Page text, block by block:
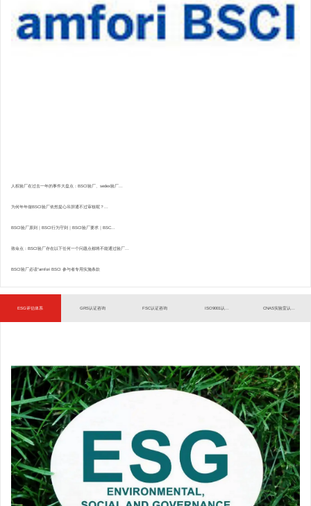
人权验厂在过去一年的事件大盘点：BSCI验厂、sedex验厂...
为何年年做BSCI验厂依然提心吊胆通不过审核呢？...
BSCI验厂原则｜BSCI行为守则｜BSCI验厂要求｜BSC...
致命点：BSCI验厂存在以下任何一个问题点都将不能通过验厂...
BSCI验厂必读”amfori BSCI 参与者专用实施条款
ESG评估体系 GRS认证咨询 FSC认证咨询 ISO9001认... CNAS实验室认...